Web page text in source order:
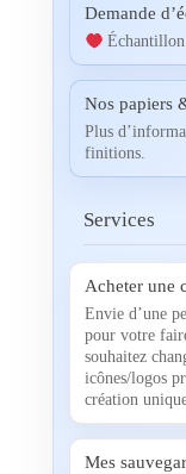
Demande
Échantillon
Nos papiers
Plus
finitions.
Services
Acheter une
Envie d’une
pour votre
souhaitez
icônes/logos
création
Mes